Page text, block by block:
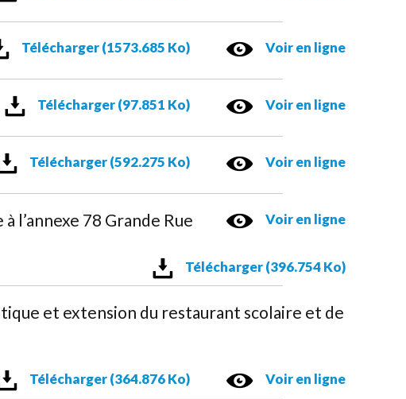
Voir en ligne
Télécharger (1573.685 Ko)
Voir en ligne
Télécharger (97.851 Ko)
Voir en ligne
Télécharger (592.275 Ko)
l’annexe 78 Grande Rue Voir en ligne
Télécharger (396.754 Ko)
et extension du restaurant scolaire et de
Voir en ligne
Télécharger (364.876 Ko)